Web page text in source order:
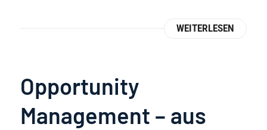
WEITERLESEN
Opportunity
Management – aus